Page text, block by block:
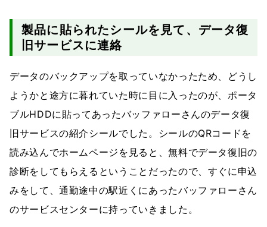
製品に貼られたシールを見て、データ復
旧サービスに連絡
データのバックアップを取っていなかったため、どうし
ようかと途方に暮れていた時に目に入ったのが、ポータ
ブルHDDに貼ってあったバッファローさんのデータ復
旧サービスの紹介シールでした。シールのQRコードを
読み込んでホームページを見ると、無料でデータ復旧の
診断をしてもらえるということだったので、すぐに申込
みをして、通勤途中の駅近くにあったバッファローさん
のサービスセンターに持っていきました。